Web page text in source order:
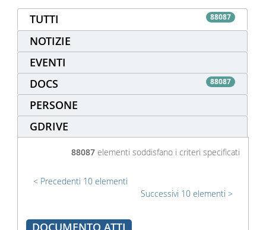
TUTTI 88087
NOTIZIE
EVENTI
DOCS
88087
PERSONE
GDRIVE
88087 elementi soddisfano i criteri specificati
Precedenti 10 elementi
Successivi 10 elementi
DOCUMENTO ATTI